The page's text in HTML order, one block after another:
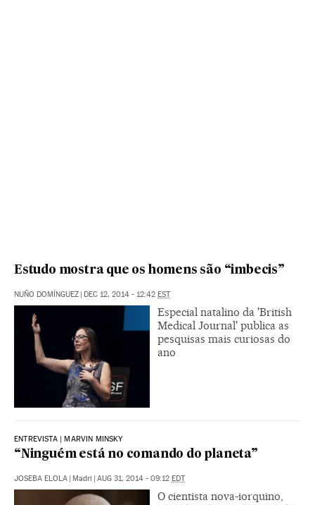
Estudo mostra que os homens são “imbecis”
NUÑO DOMÍNGUEZ | DEC 12, 2014 - 12:42 EST
Especial natalino da 'British
Medical Journal' publica as
pesquisas mais curiosas do
ano
ENTREVISTA | MARVIN MINSKY
“Ninguém está no comando do planeta”
JOSEBA ELOLA | Madri | AUG 31, 2014 - 09:12 EDT
O cientista nova-iorquino,